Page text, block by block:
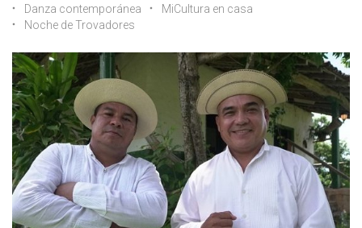
Danza contemporánea
MiCultura en casa
Noche de Trovadores